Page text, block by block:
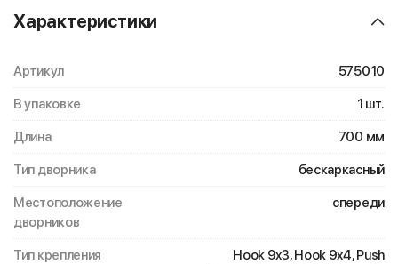
Характеристики
Артикул 575010
В упаковке 1 шт.
Длина 700 мм
Тип дворника бескаркасный
Местоположение
дворников
спереди
Тип крепления
Hook 9x3, Hook 9x4, Push